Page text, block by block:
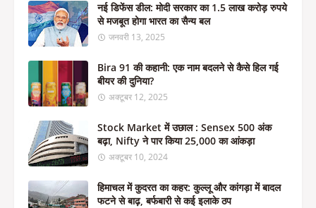
नई डिफेंस डील: मोदी सरकार का 1.5 लाख करोड़ रुपये
से मजबूत होगा भारत का सैन्य बल
जनवरी 13, 2025
Bira 91 की कहानी: एक नाम बदलने से कैसे हिल गई
बीयर की दुनिया?
अक्टूबर 12, 2025
Stock Market में उछाल : Sensex 500 अंक
बढ़ा, Nifty ने पार किया 25,000 का आंकड़ा
अक्टूबर 10, 2024
हिमाचल में कुदरत का कहर: कुल्लू और कांगड़ा में बादल
फटने से बाढ़, बर्फबारी से कई इलाके ठप